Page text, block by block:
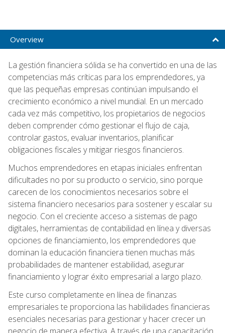
Overview
La gestión financiera sólida se ha convertido en una de las
competencias más críticas para los emprendedores, ya
que las pequeñas empresas continúan impulsando el
crecimiento económico a nivel mundial. En un mercado
cada vez más competitivo, los propietarios de negocios
deben comprender cómo gestionar el flujo de caja,
controlar gastos, evaluar inventarios, planificar
obligaciones fiscales y mitigar riesgos financieros.
Muchos emprendedores en etapas iniciales enfrentan
dificultades no por su producto o servicio, sino porque
carecen de los conocimientos necesarios sobre el
sistema financiero necesarios para sostener y escalar su
negocio. Con el creciente acceso a sistemas de pago
digitales, herramientas de contabilidad en línea y diversas
opciones de financiamiento, los emprendedores que
dominan la educación financiera tienen muchas más
probabilidades de mantener estabilidad, asegurar
financiamiento y lograr éxito empresarial a largo plazo.
Este curso completamente en línea de finanzas
empresariales te proporciona las habilidades financieras
esenciales necesarias para gestionar y hacer crecer un